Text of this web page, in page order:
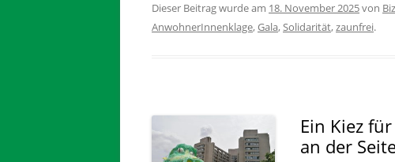
Dieser Beitrag wurde am 18. November 2025von
AnwohnerInnenklage,Gala,Solidarität,zaunfrei.
Ein Kiez
an der